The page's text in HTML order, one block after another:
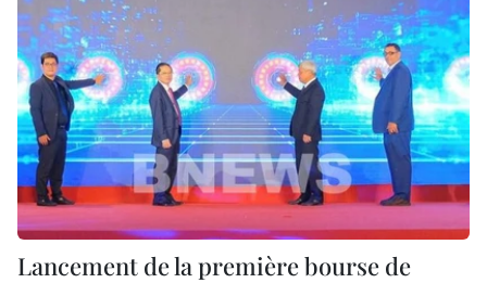
Lancement de la première bourse de